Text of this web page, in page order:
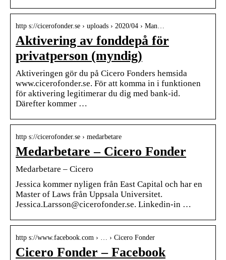
http s://cicerofonder.se › uploads › 2020/04 › Man…
Aktivering av fonddepå för
privatperson (myndig)
Aktiveringen gör du på Cicero Fonders hemsida
www.cicerofonder.se. För att komma in i funktionen
för aktivering legitimerar du dig med bank-id.
Därefter kommer …
http s://cicerofonder.se › medarbetare
Medarbetare – Cicero Fonder
Medarbetare – Cicero
Jessica kommer nyligen från East Capital och har en
Master of Laws från Uppsala Universitet.
Jessica.Larsson@cicerofonder.se. Linkedin-in …
http s://www.facebook.com › … › Cicero Fonder
Cicero Fonder – Facebook